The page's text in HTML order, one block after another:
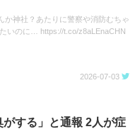
か神社？あたりに警察や消防むちゃ
いのに… https://t.co/z8aLEnaCHN
2026-07-03
する」と通報 2人が症